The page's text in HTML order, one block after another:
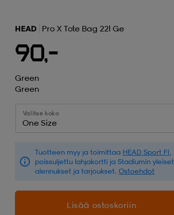
HEAD Pro X Tote Bag 22l Ge
90,-
Green
Green
Valitse koko
One Size
Tuotteen myy ja toimittaa HEAD Sport FI
poissuljettu lahjakortti ja Stadiumin yleiset
alennukset ja tarjoukset. Ostoehdot
Lisää ostoskoriin